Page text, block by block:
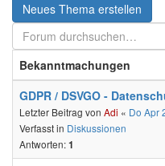
Neues Thema erstellen
Bekanntmachungen
GDPR / DSVGO -
Letzter Beitrag von Adi « Do Apr
Verfasst in Diskussionen
Antworten:1